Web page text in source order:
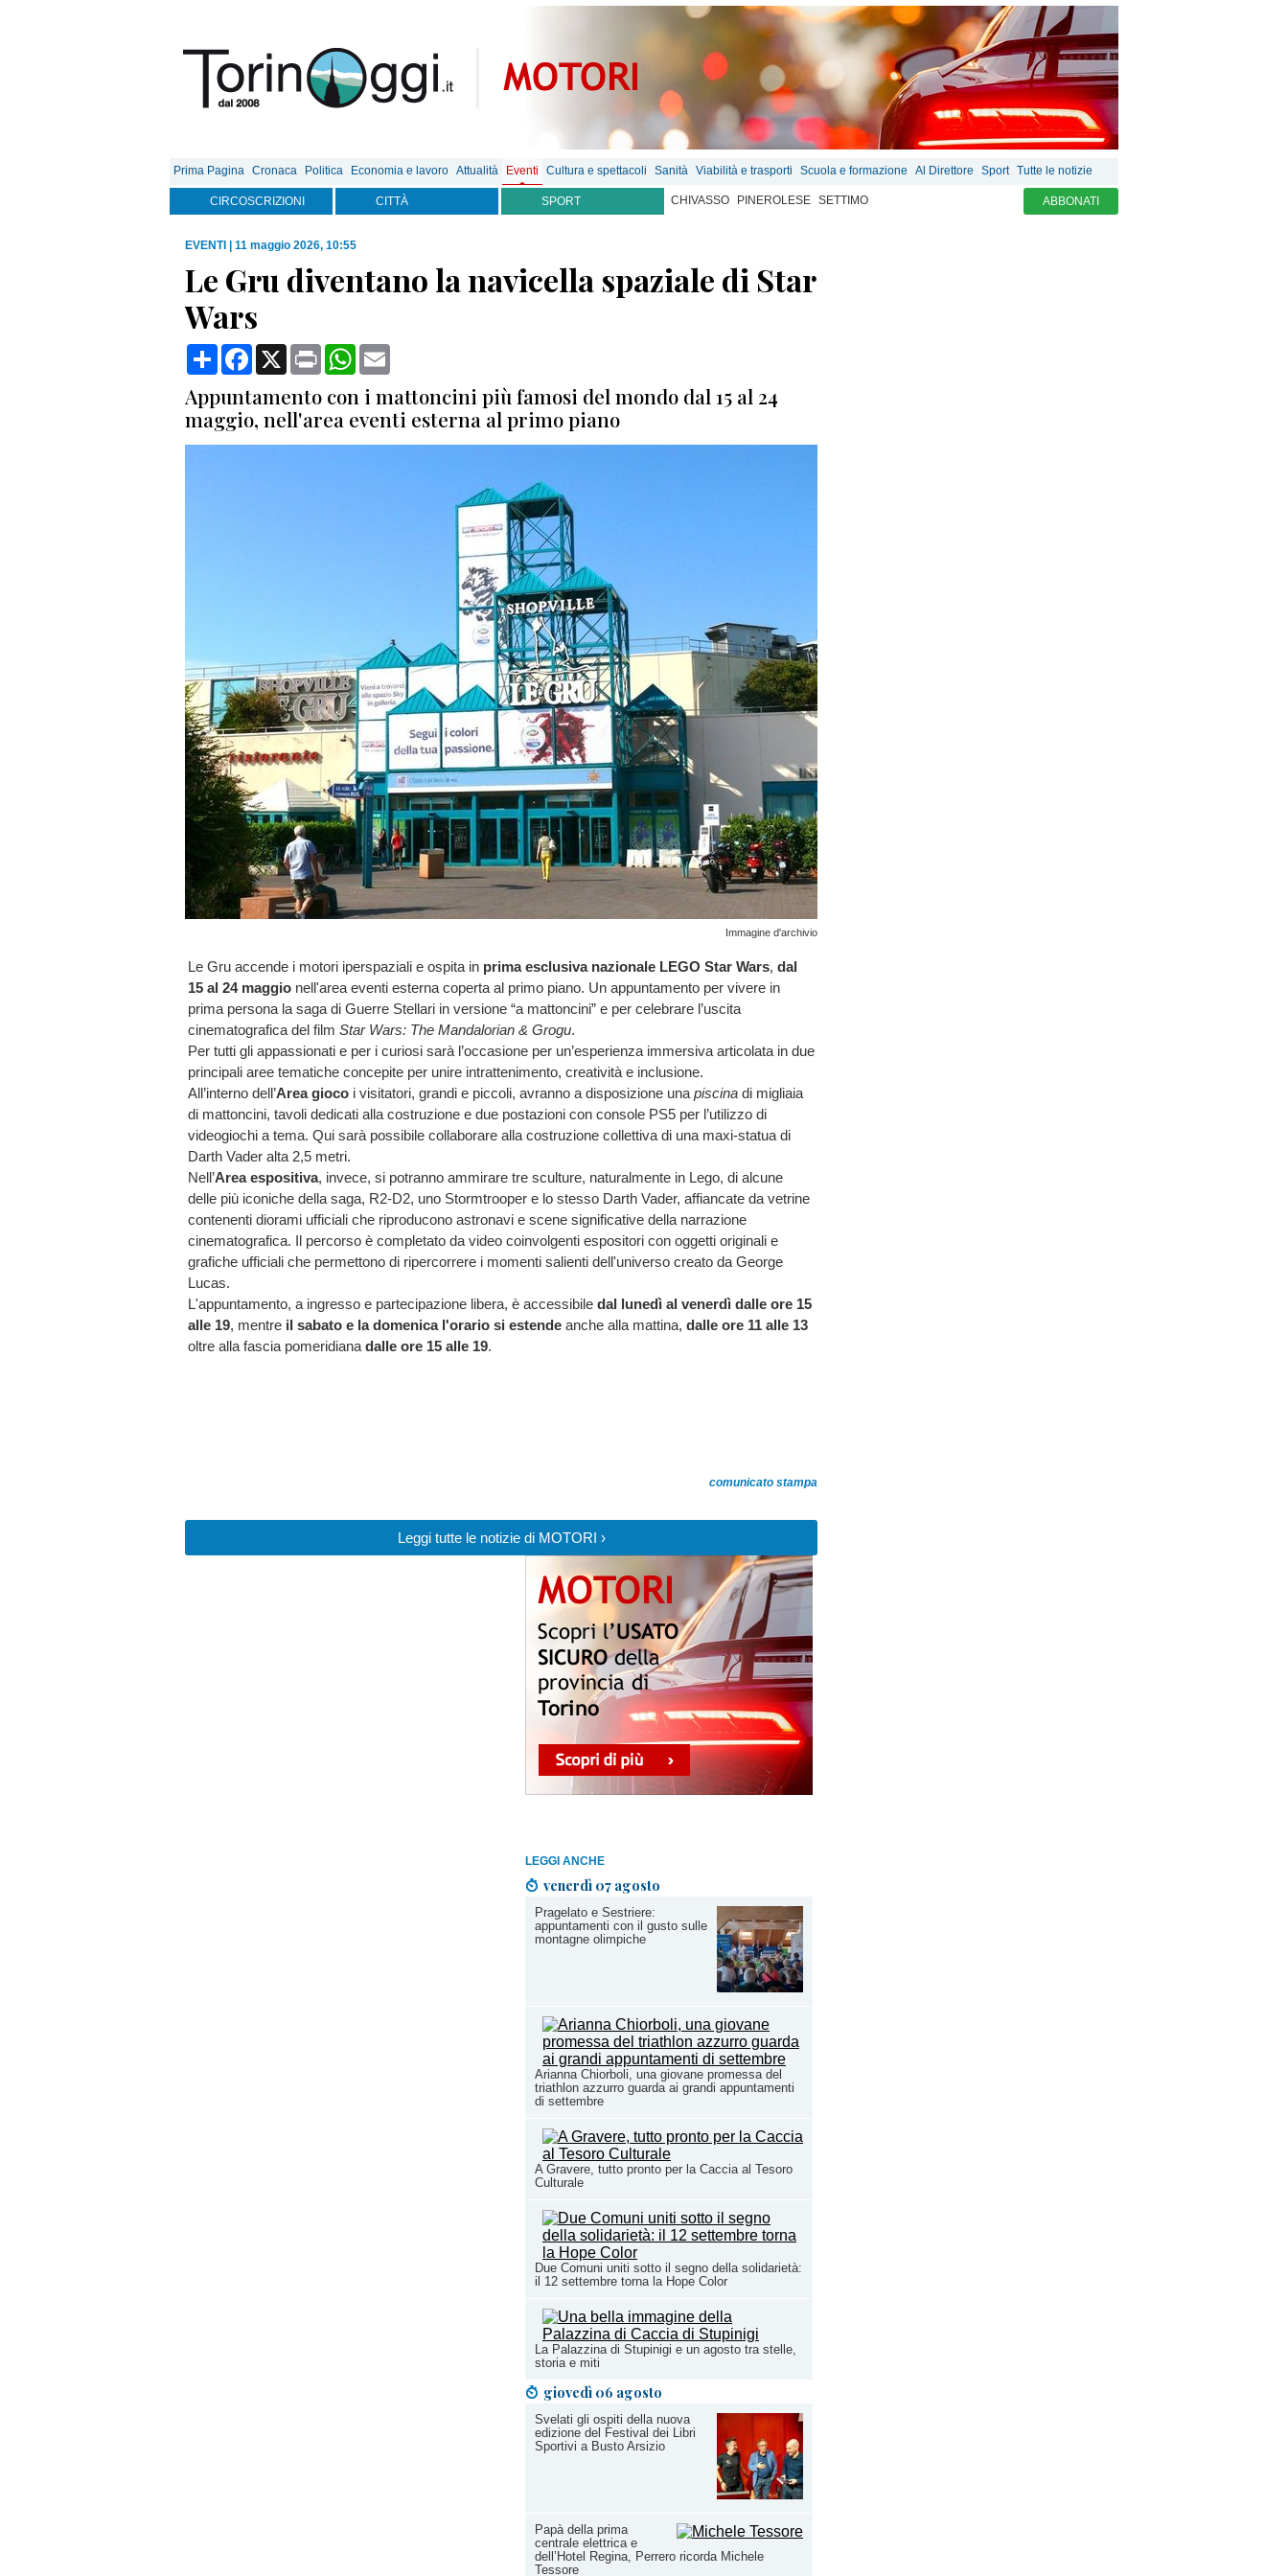
Prima Pagina Cronaca Politica Economia e lavoro Attualità Eventi Cultura e spettacoli Sanità Viabilità e trasporti Scuola e formazione Al Direttore Sport Tutte le notizie
CIRCOSCRIZIONI CITTÀ SPORT CHIVASSO PINEROLESE SETTIMO ABBONATI
EVENTI 11 maggio 2026, 10:55
Le Gru diventano la navicella spaziale di Star
Wars
CondividiFacebook
X Print WhatsApp
Appuntamento con i mattoncini più famosi del mondo dal 15 al 24
maggio, nell'area eventi esterna al primo piano
Immagine d'archivio
Le Gru accende i motori iperspaziali e ospita in prima esclusiva nazionale LEGO Star Wars, dal
15 al 24 maggio nell'area eventi esterna coperta al primo piano. Un appuntamento per vivere in
prima persona la saga di Guerre Stellari in versione “a mattoncini” e per celebrare l’uscita
cinematografica del film Star Wars: The Mandalorian & Grogu.
Per tutti gli appassionati e per i curiosi sarà l’occasione per un’esperienza immersiva articolata in due
principali aree tematiche concepite per unire intrattenimento, creatività e inclusione.
All’interno dell’Area gioco i visitatori, grandi e piccoli, avranno a disposizione una piscina di migliaia
di mattoncini, tavoli dedicati alla costruzione e due postazioni con console PS5 per l’utilizzo di
videogiochi a tema. Qui sarà possibile collaborare alla costruzione collettiva di una maxi-statua di
Darth Vader alta 2,5 metri.
Nell’Area espositiva, invece, si potranno ammirare tre sculture, naturalmente in Lego, di alcune
delle più iconiche della saga, R2-D2, uno Stormtrooper e lo stesso Darth Vader, affiancate da vetrine
contenenti diorami ufficiali che riproducono astronavi e scene significative della narrazione
cinematografica. Il percorso è completato da video coinvolgenti espositori con oggetti originali e
grafiche ufficiali che permettono di ripercorrere i momenti salienti dell'universo creato da George
Lucas.
L'appuntamento, a ingresso e partecipazione libera, è accessibile dal lunedì al venerdì dalle ore 15
alle 19, mentre il sabato e la domenica l'orario si estende anche alla mattina, dalle ore 11 alle 13
oltre alla fascia pomeridiana dalle ore 15 alle 19.
comunicato stampa
Leggi tutte le notizie di MOTORI ›
LEGGI ANCHE
venerdì 07 agosto
Pragelato e Sestriere:
appuntamenti con il gusto sulle
montagne olimpiche
Arianna Chiorboli, una giovane promessa del
triathlon azzurro guarda ai grandi appuntamenti
di settembre
A Gravere, tutto pronto per la Caccia al Tesoro
Culturale
Due Comuni uniti sotto il segno della solidarietà:
il 12 settembre torna la Hope Color
La Palazzina di Stupinigi e un agosto tra stelle,
storia e miti
giovedì 06 agosto
Svelati gli ospiti della nuova
edizione del Festival dei Libri
Sportivi a Busto Arsizio
Papà della prima
centrale elettrica e
dell’Hotel Regina, Perrero ricorda Michele
Tessore